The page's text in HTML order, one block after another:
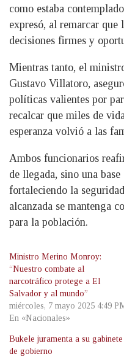
como estaba
expresó, al remarcar que
decisiones firmes y
Mientras tanto, el
Gustavo Villatoro,
políticas valientes por
recalcar que miles de
esperanza volvió a las
Ambos funcionarios
de llegada, sino una
fortaleciendo la
alcanzada se mantenga
para la población.
Ministro Merino Monroy:
“Nuestro combate al
narcotráfico protege a El
Salvador y al mundo”
miércoles, 7 mayo 2025 4:49
En «Nacionales»
Bukele juramenta a su gabinete
de gobierno